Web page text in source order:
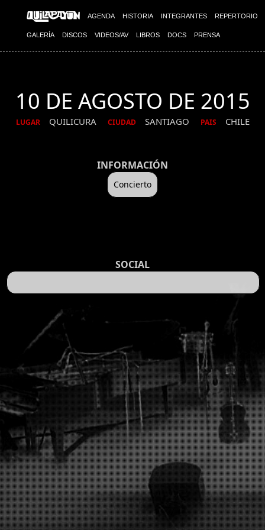
AGENDA HISTORIA INTEGRANTES REPERTORIO
GALERÍA DISCOS VIDEOS/AV LIBROS DOCS PRENSA
10 DE AGOSTO DE 2015
LUGAR QUILICURA CIUDAD SANTIAGO PAIS CHILE
INFORMACIÓN
Concierto
SOCIAL